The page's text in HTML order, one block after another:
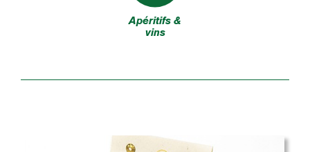
Apéritifs &
vins